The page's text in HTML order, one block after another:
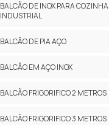
BALCÃO DE INOX PARA COZINHA
INDUSTRIAL
BALCÃO DE PIA AÇO
BALCÃO EM AÇO INOX
BALCÃO FRIGORIFICO 2 METROS
BALCÃO FRIGORIFICO 3 METROS